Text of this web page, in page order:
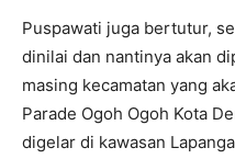
Puspawati juga bertutur,
dinilai dan nantinya akan
masing kecamatan yang
Parade Ogoh Ogoh Kota
digelar di kawasan